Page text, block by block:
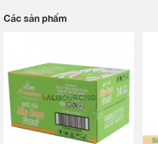
Các sản phẩm